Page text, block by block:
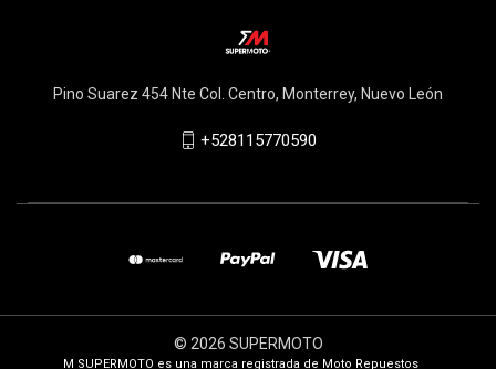
Pino Suarez 454 Nte Col. Centro, Monterrey, Nuevo León
+528115770590
© 2026 SUPERMOTO
M SUPERMOTO es una marca registrada de Moto Repuestos